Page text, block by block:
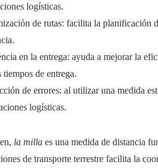
logísticas.
de rutas: facilita la planificación
en la entrega: ayuda a mejorar la
tiempos de entrega.
de errores: al utilizar una medida
logísticas.
la milla es una medida de distancia
de transporte terrestre facilita la